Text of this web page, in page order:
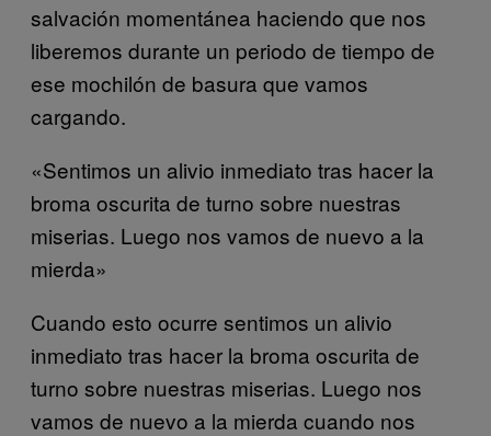
salvación momentánea haciendo que nos
liberemos durante un periodo de tiempo de
ese mochilón de basura que vamos
cargando.
«Sentimos un alivio inmediato tras hacer la
broma oscurita de turno sobre nuestras
miserias. Luego nos vamos de nuevo a la
mierda»
Cuando esto ocurre sentimos un alivio
inmediato tras hacer la broma oscurita de
turno sobre nuestras miserias. Luego nos
vamos de nuevo a la mierda cuando nos